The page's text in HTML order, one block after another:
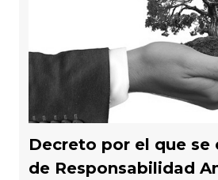
Decreto por el que se
de Responsabilidad